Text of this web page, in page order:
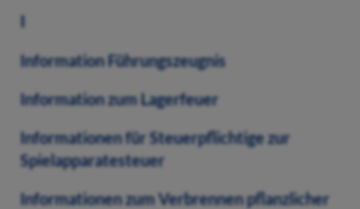
I
Information Führungszeugnis
Information zum Lagerfeuer
Informationen für Steuerpflichtige zur
Spielapparatesteuer
Informationen zum Verbrennen pflanzlicher